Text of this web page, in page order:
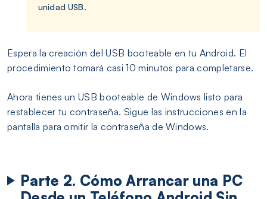
unidad USB.
Espera la creación del USB booteable en tu Android. El
procedimiento tomará casi 10 minutos para completarse.
Ahora tienes un USB booteable de Windows listo para
restablecer tu contraseña. Sigue las instrucciones en la
pantalla para omitir la contraseña de Windows.
Parte 2. Cómo Arrancar una PC